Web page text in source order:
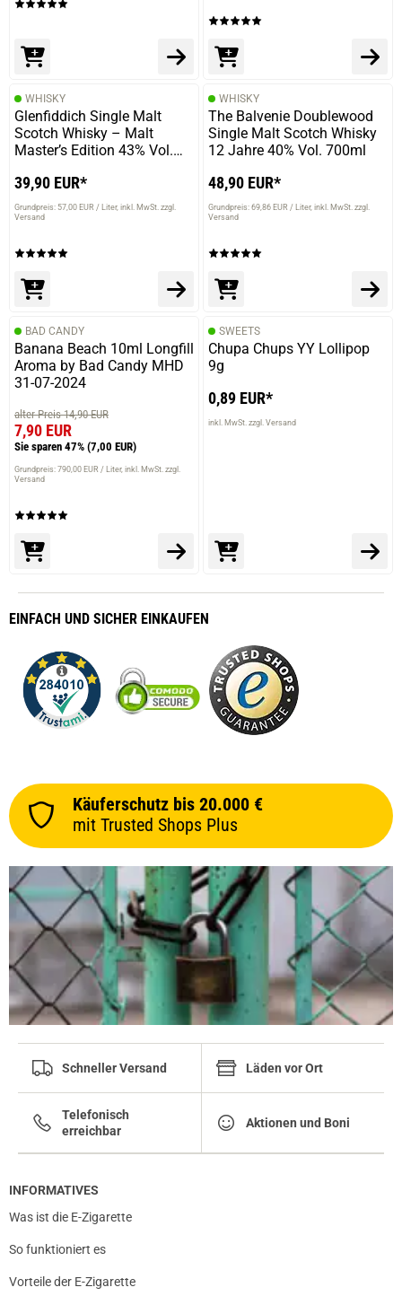
WHISKY
Glenfiddich Single Malt
Scotch Whisky – Malt
Master’s Edition 43% Vol.
39,90 EUR*
Grundpreis: 57,00 EUR / Liter inkl. MwSt. zzgl.
Versand
WHISKY
The Balvenie Doublewood
Single Malt Scotch Whisky
12 Jahre 40% Vol. 700ml
48,90 EUR*
Grundpreis: 69,86 EUR / Liter inkl. MwSt. zzgl.
Versand
BAD CANDY
Banana Beach 10ml Longfill
Aroma by Bad Candy MHD
31-07-2024
alter Preis 14,90 EUR
7,90 EUR
Sie sparen 47% (7,00 EUR)
Grundpreis: 790,00 EUR / Liter inkl. MwSt. zzgl.
Versand
SWEETS
Chupa Chups YY Lollipop
9g
0,89 EUR*
inkl. MwSt. zzgl. Versand
EINFACH UND SICHER EINKAUFEN
Käuferschutz bis 20.000 €
mit Trusted Shops Plus
Schneller Versand Läden vor Ort
Telefonisch
erreichbar
Aktionen und Boni
INFORMATIVES
Was ist die E-Zigarette
So funktioniert es
Vorteile der E-Zigarette